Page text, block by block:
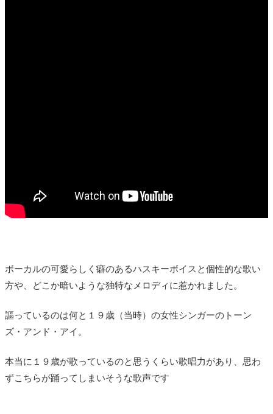
ボーカルの可愛らしく癖のあるハスキーボイスと個性的な歌い
方や、どこか暗いような独特なメロディに惹かれました。
謳っているのは何と１９歳（当時）の女性シンガーのトーン
ズ・アンド・アイ。
本当に１９歳が歌っているのと思うくらい歌唱力があり、思わ
ずこちらが踊ってしまいそうな歌声です